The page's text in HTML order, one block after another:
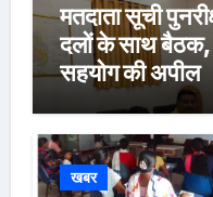
मतदाता सूची
दलों के साथ बैठक,
सहयोग की अपील
खबर